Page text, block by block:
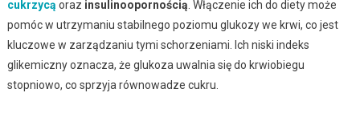
cukrzycą oraz insulinoopornością . Włączenie ich do diety może
pomóc w utrzymaniu stabilnego poziomu glukozy we krwi, co jest
kluczowe w zarządzaniu tymi schorzeniami. Ich niski indeks
glikemiczny oznacza, że glukoza uwalnia się do krwiobiegu
stopniowo, co sprzyja równowadze cukru.